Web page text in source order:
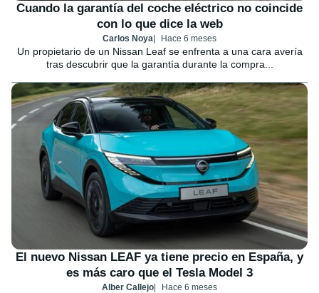
Cuando la garantía del coche eléctrico no coincide
con lo que dice la web
Carlos Noya Hace 6 meses
Un propietario de un Nissan Leaf se enfrenta a una cara avería
tras descubrir que la garantía durante la compra...
El nuevo Nissan LEAF ya tiene precio en España, y
es más caro que el Tesla Model 3
Alber Callejo Hace 6 meses